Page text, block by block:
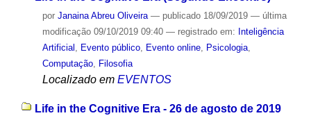
por Janaina Abreu Oliveira — publicado18/09/2019 — última
modificação09/10/2019 09:40 — registrado em: Inteligência
Artificial
Evento público, Evento online, Psicologia,
Computação, Filosofia
Localizado em EVENTOS
Life in the Cognitive Era - 26 de agosto de 2019